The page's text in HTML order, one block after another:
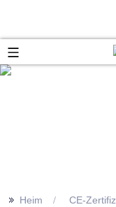
>> Heim CE-